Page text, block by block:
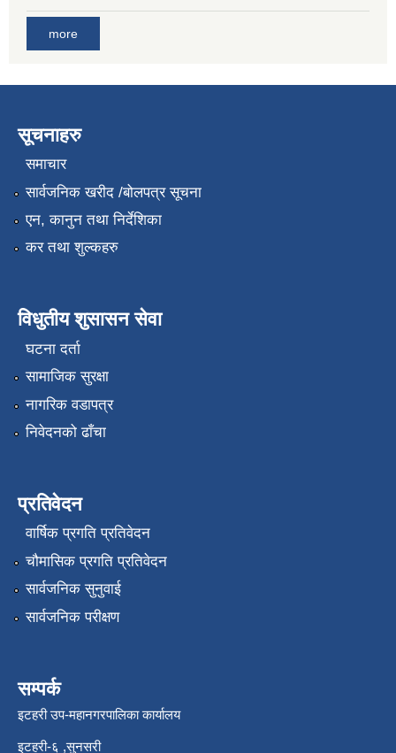
more
सूचनाहरु
समाचार
सार्वजनिक खरीद /बोलपत्र सूचना
एन, कानुन तथा निर्देशिका
कर तथा शुल्कहरु
विधुतीय शुसासन सेवा
घटना दर्ता
सामाजिक सुरक्षा
नागरिक वडापत्र
निवेदनको ढाँचा
प्रतिवेदन
वार्षिक प्रगति प्रतिवेदन
चौमासिक प्रगति प्रतिवेदन
सार्वजनिक सुनुवाई
सार्वजनिक परीक्षण
सम्पर्क
इटहरी उप-महानगरपालिका कार्यालय
इटहरी-६ ,सुनसरी